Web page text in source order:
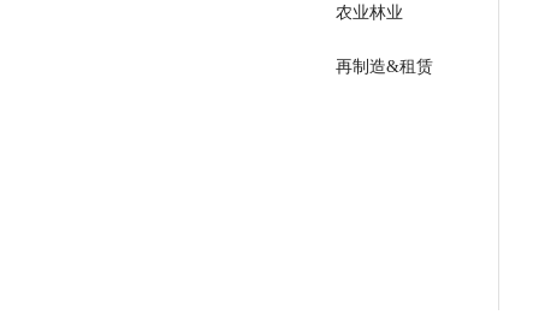
农业林业
再制造&租赁